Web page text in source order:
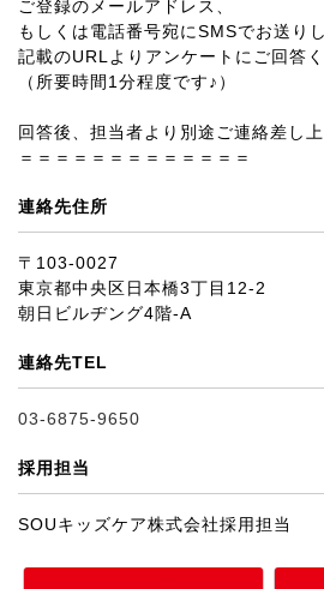
ご登録のメールアドレス、
もしくは電話番号宛にSMSでお送り
記載のURLよりアンケートにご回答く
（所要時間1分程度です♪）
回答後、担当者より別途ご連絡差し
＝＝＝＝＝＝＝＝＝＝＝＝＝
連絡先住所
〒103-0027
東京都中央区日本橋3丁目12-2
朝日ビルヂング4階-A
連絡先TEL
03-6875-9650
採用担当
SOUキッズケア株式会社採用担当